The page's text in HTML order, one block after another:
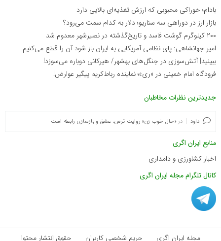
بادام؛ خوراکی محبوبی که ارزش تغذیه‌ای بالایی دارد
بازار ارز در دوراهی سه سناریو؛ دلار به کدام سمت می‌رود؟
۲۰۰ کیلوگرم گوشت فاسد و تاریخ‌گذشته در نصیرشهر معدوم شد
امیر جهانشاهی: پای نظامی آمریکایی به ایران باز شود آن را قطع می‌کنیم
ببینید| آتش‌سوزی در جنگل‌های بهشهر/ هیرکانی دوباره می‌سوزد!
فرودگاه امام خمینی در «ری»؛ نماینده رباط‌کریم پیگیر عوارض!
جدیدترین نظرات مخاطبان
داود در «حال خوب زن» روایت ترس، عشق و بازسازی رابطه است
منابع ایران اگری
اخبار کشاورزی و دامداری
کانال تلگرام مجله ایران اگری
مجله ایران اگری حریم شخصی کاربران حقوق انتشار محتوا